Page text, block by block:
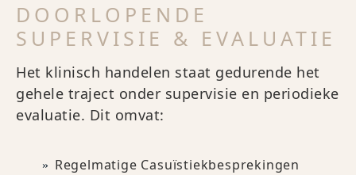
DOORLOPENDE
SUPERVISIE & EVALUATIE
Het klinisch handelen staat gedurende het
gehele traject onder supervisie en periodieke
evaluatie. Dit omvat:
Regelmatige Casuïstiekbesprekingen